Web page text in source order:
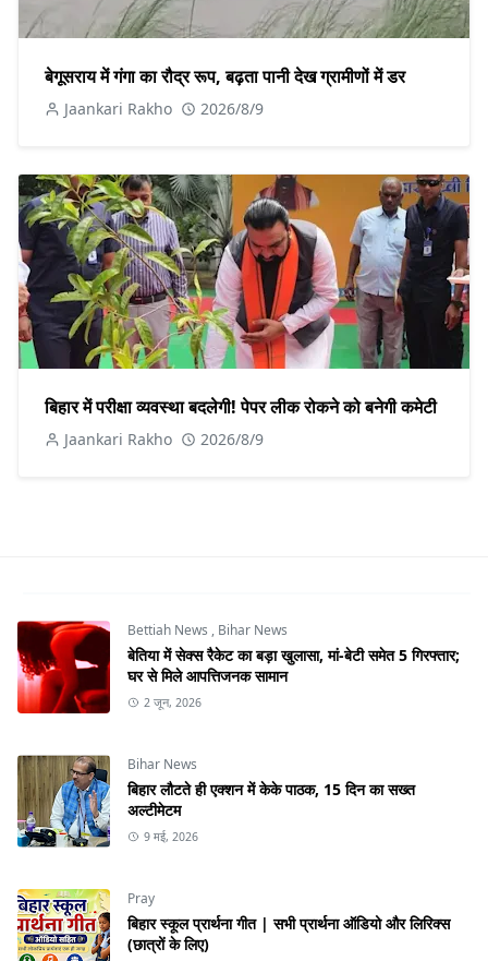
बेगूसराय में गंगा का रौद्र रूप, बढ़ता पानी देख ग्रामीणों में डर
Jaankari Rakho 2026/8/9
बिहार में परीक्षा व्यवस्था बदलेगी! पेपर लीक रोकने को बनेगी कमेटी
Jaankari Rakho 2026/8/9
Bettiah News , Bihar News
बेतिया में सेक्स रैकेट का बड़ा खुलासा, मां-बेटी समेत 5 गिरफ्तार;
घर से मिले आपत्तिजनक सामान
2 जून, 2026
Bihar News
बिहार लौटते ही एक्शन में केके पाठक, 15 दिन का सख्त
अल्टीमेटम
9 मई, 2026
Pray
बिहार स्कूल प्रार्थना गीत | सभी प्रार्थना ऑडियो और लिरिक्स
(छात्रों के लिए)